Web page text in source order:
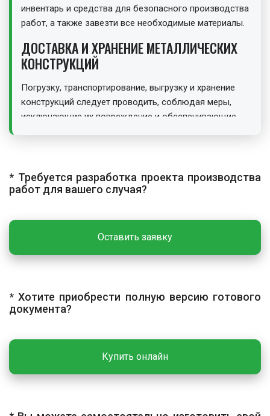
инвентарь и средства для безопасного производства
работ, а также завезти все необходимые материалы.
ДОСТАВКА И ХРАНЕНИЕ МЕТАЛЛИЧЕСКИХ
КОНСТРУКЦИЙ
Погрузку, транспортирование, выгрузку и хранение
конструкций следует проводить, соблюдая меры,
исключающие их повреждение и обеспечивающие
расположенными строго по вертикали. Крепежные
изделия хранят в заводской упаковке в закрытом
отапливаемых помещениях с температурой не ниже
+15°С и влажностью не более 50%.
ГЕОДЕЗИЧЕСКАЯ РАЗБИВКА
закреплённых геодезических пунктов. Приборы перед
началом работ поверяют, рабочие чертежи проверяют
разбивочной основы закрепляют постоянными и
временными знаками.
ОСНОВНЫЕ РАБОТЫ
* Требуется разработка проекта производства
работ для вашего случая?
Оставить заявку
* Хотите приобрести полную версию готового
документа?
Купить онлайн